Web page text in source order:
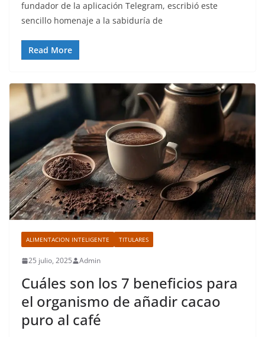
fundador de la aplicación Telegram, escribió este
sencillo homenaje a la sabiduría de
Read More
ALIMENTACION INTELIGENTE TITULARES
25 julio, 2025 Admin
Cuáles son los 7 beneficios para
el organismo de añadir cacao
puro al café